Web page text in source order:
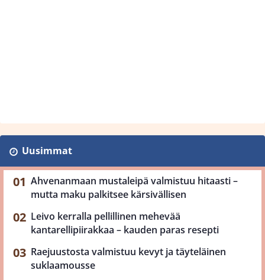
Uusimmat
Ahvenanmaan mustaleipä valmistuu hitaasti –
mutta maku palkitsee kärsivällisen
Leivo kerralla pellillinen mehevää
kantarellipiirakkaa – kauden paras resepti
Raejuustosta valmistuu kevyt ja täyteläinen
suklaamousse